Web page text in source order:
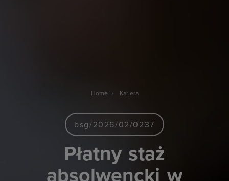
Home Kariera
bsg/2026/02/0237
Płatny staż
absolwencki w